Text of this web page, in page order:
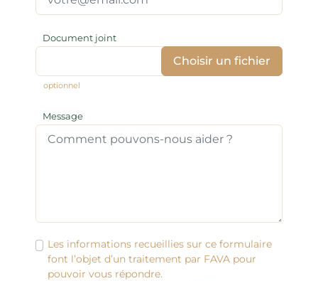
Document joint
Choisir un fichier
optionnel
Message
Les informations recueillies sur ce formulaire
font l’objet d’un traitement par FAVA pour
pouvoir vous répondre.